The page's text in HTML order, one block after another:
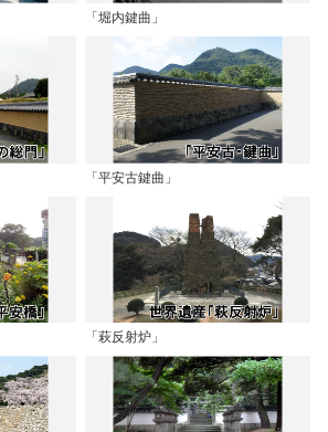
「堀内鍵曲」
「平安古鍵曲」
「萩反射炉」